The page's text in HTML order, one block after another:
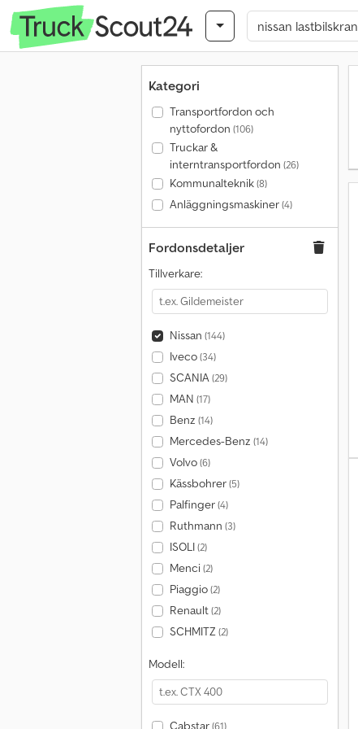
Kategori
Transportfordon och
nyttofordon (106)
Truckar &
interntransportfordon (26)
Kommunalteknik(8)
Anläggningsmaskiner(4)
Fordonsdetaljer
Tillverkare:
Nissan (144)
Iveco(34)
SCANIA(29)
MAN (17)
Benz (14)
Mercedes-Benz (14)
Volvo(6)
Kässbohrer(5)
Palfinger(4)
Ruthmann (3)
ISOLI(2)
Menci(2)
Piaggio(2)
Renault(2)
SCHMITZ(2)
Modell:
Cabstar(61)